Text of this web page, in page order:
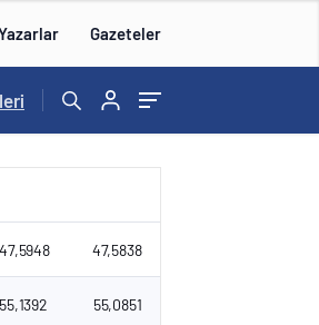
Gazeteler
47,5948 47,5838
55,1392 55,0851